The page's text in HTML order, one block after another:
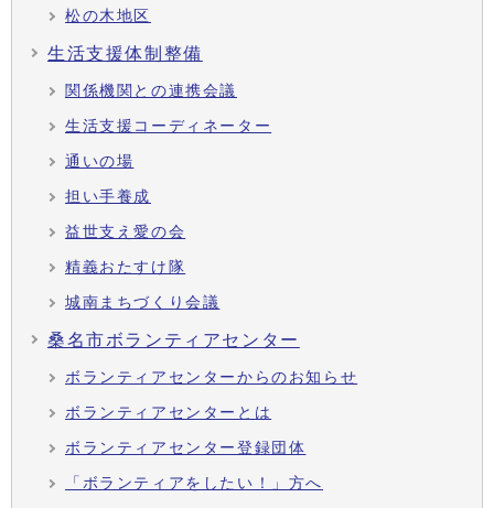
松の木地区
生活支援体制整備
関係機関との連携会議
生活支援コーディネーター
通いの場
担い手養成
益世支え愛の会
精義おたすけ隊
城南まちづくり会議
桑名市ボランティアセンター
ボランティアセンターからのお知らせ
ボランティアセンターとは
ボランティアセンター登録団体
「ボランティアをしたい！」方へ